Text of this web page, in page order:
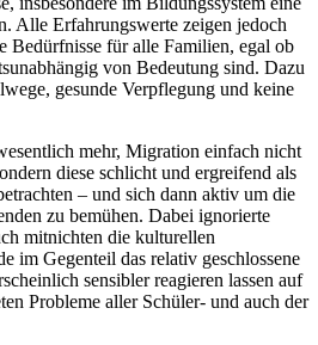
Alle Erfahrungswerte zeigen jedoch
Bedürfnisse für alle Familien, egal ob
von Bedeutung sind. Dazu
gesunde Verpflegung und keine
mehr, Migration einfach nicht
diese schlicht und ergreifend als
– und sich dann aktiv um die
zu bemühen. Dabei ignorierte
mitnichten die kulturellen
im Gegenteil das relativ geschlossene
sensibler reagieren lassen auf
Probleme aller Schüler- und auch der